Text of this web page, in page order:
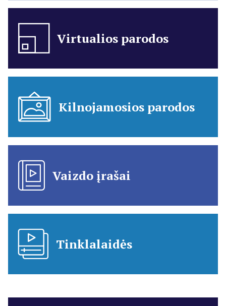
Virtualios parodos
Kilnojamosios parodos
Vaizdo įrašai
Tinklalaidės